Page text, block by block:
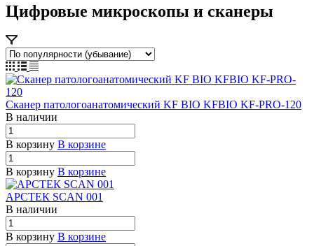
Цифровые микроскопы и сканеры
Сканер патологоанатомический KF BIO KFBIO KF-PRO-120
В наличии
В корзину В корзине
В корзину В корзине
АРСТЕК SCAN 001
В наличии
В корзину В корзине